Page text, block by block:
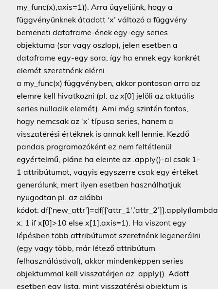
my_func(x),axis=1)). Arra ügyeljünk, hogy a
függvényünknek átadott ‘x’ változó a függvény
bemeneti dataframe-ének egy-egy series
objektuma (sor vagy oszlop), jelen esetben a
dataframe egy-egy sora, így ha ennek egy konkrét
elemét szeretnénk elérni
a my_func(x) függvényben, akkor pontosan arra az
elemre kell hivatkozni (pl. az x[0] jelöli az aktuális
series nulladik elemét). Ami még szintén fontos,
hogy nemcsak az ‘x’ típusa series, hanem a
visszatérési értéknek is annak kell lennie. Kezdő
pandas programozóként ez nem feltétlenül
egyértelmű, pláne ha eleinte az .apply()-al csak 1-
1 attribútumot, vagyis egyszerre csak egy értéket
generálunk, mert ilyen esetben használhatjuk
nyugodtan pl. az alábbi
kódot: df[‘new_attr’]=df[[‘attr_1′,’attr_2’]].apply(lambda
x: 1 if x[0]>10 else x[1],axis=1). Ha viszont egy
lépésben több attribútumot szeretnénk legenerálni
(egy vagy több, már létező attribútum
felhasználásával), akkor mindenképpen series
objektummal kell visszatérjen az .apply(). Adott
esetben egy lista, mint visszatérési objektum is